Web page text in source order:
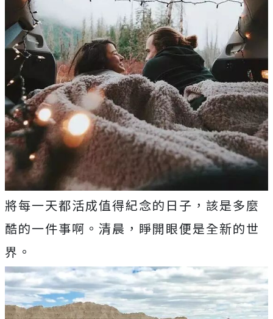
將每一天都活成值得紀念的日子，該是多麼
酷的一件事啊。清晨，睜開眼便是全新的世
界。